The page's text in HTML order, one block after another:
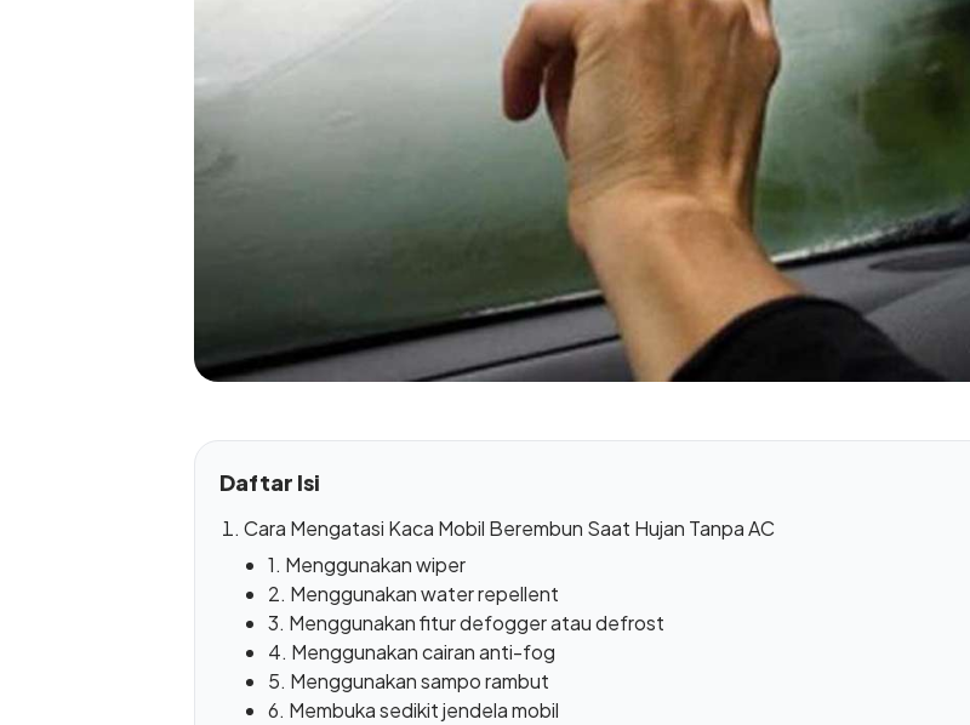
Daftar Isi
Cara Mengatasi Kaca Mobil Berembun Saat Hujan Tanpa AC
1. Menggunakan wiper
2. Menggunakan water repellent
3. Menggunakan fitur defogger atau defrost
4. Menggunakan cairan anti-fog
5. Menggunakan sampo rambut
6. Membuka sedikit jendela mobil